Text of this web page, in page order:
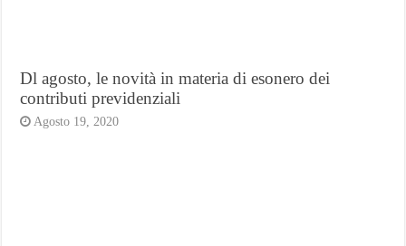
Dl agosto, le novità in materia di esonero dei
contributi previdenziali
Agosto 19, 2020